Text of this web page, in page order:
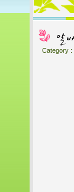
Category :